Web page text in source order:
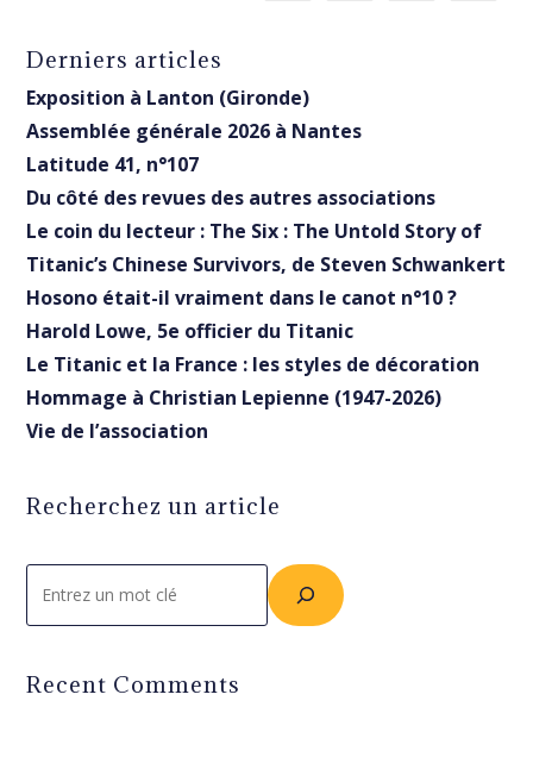
Derniers articles
Exposition à Lanton (Gironde)
Assemblée générale 2026 à Nantes
Latitude 41, n°107
Du côté des revues des autres associations
Le coin du lecteur : The Six : The Untold Story of
Titanic’s Chinese Survivors, de Steven Schwankert
Hosono était-il vraiment dans le canot n°10 ?
Harold Lowe, 5e officier du Titanic
Le Titanic et la France : les styles de décoration
Hommage à Christian Lepienne (1947-2026)
Vie de l’association
Recherchez un article
Recent Comments